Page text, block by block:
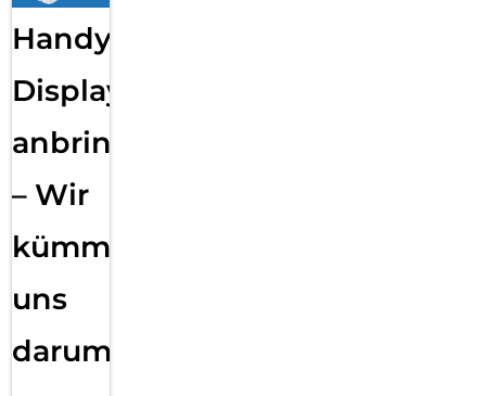
Handy
Displayfolie
anbringen
– Wir
kümmern
uns
darum!